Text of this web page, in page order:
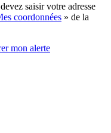
saisir votre adresse
coordonnées » de la
mon alerte